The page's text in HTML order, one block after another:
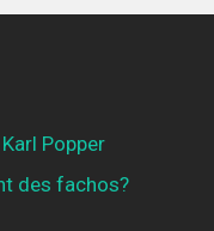
Popper
des fachos?